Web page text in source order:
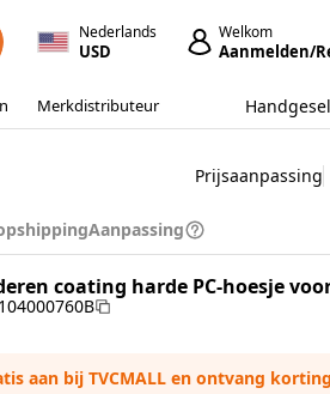
Nederlands
USD
Welkom
Aanmelden/
Merkdistributeur
Prijsaanpassing
Aanpassing
coating harde PC-hoesje
104000760B
aan bij TVCMALL en ontvang